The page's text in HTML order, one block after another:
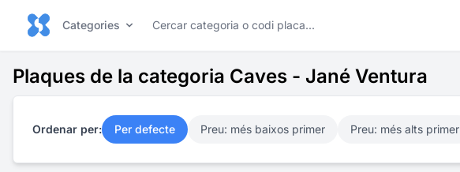
Categories
Plaques de la categoria Caves - Jané Ventura
Ordenar per: Per defecte Preu: més baixos primer Preu: més alts primer